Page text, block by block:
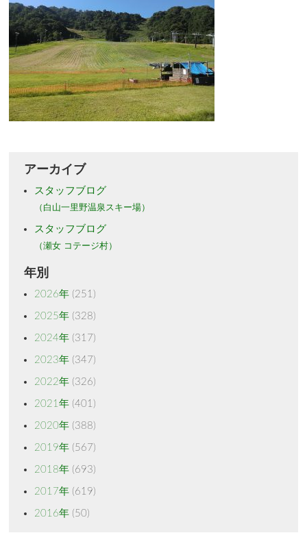
アーカイブ
スタッフブログ
（白山一里野温泉スキー場）
スタッフブログ
（瀬女 コテージ村）
年別
2026年(251)
2025年(328)
2024年(317)
2023年(347)
2022年(326)
2021年(401)
2020年(388)
2019年(567)
2018年(693)
2017年(619)
2016年(50)